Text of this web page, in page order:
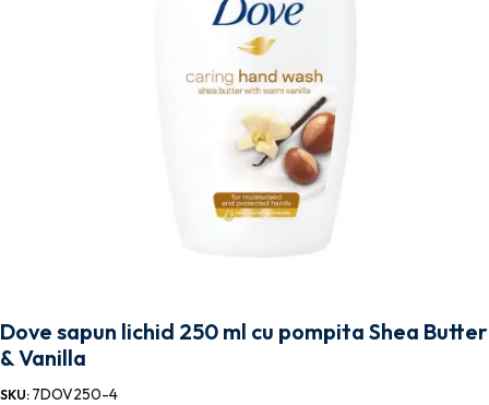
Dove sapun lichid 250 ml cu pompita Shea Butter
& Vanilla
SKU: 7DOV250-4